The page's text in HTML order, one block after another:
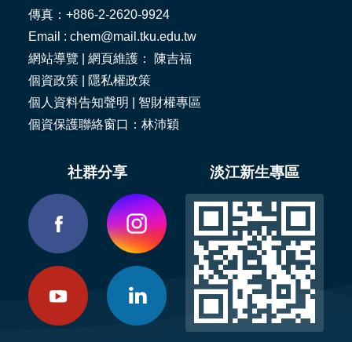
傳真：+886-2-2620-9924
Email : chem@mail.tku.edu.tw
網站導覽 | 網頁維護： 陳吉福
個資政策
隱私權政策
個人資料告知聲明
智財權專區
個資保護聯絡窗口：林沛穎
社群分享 淡江新生專區